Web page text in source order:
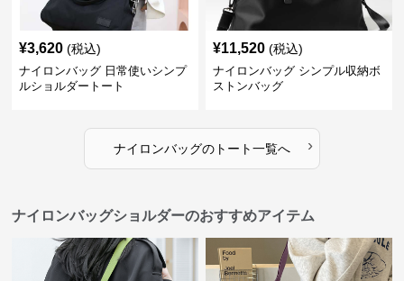
¥3,620 (税込)
ナイロンバッグ 日常使いシンプ
ルショルダートート
¥11,520 (税込)
ナイロンバッグ シンプル収納ボ
ストンバッグ
ナイロンバッグのトート一覧へ ›
ナイロンバッグショルダーのおすすめアイテム